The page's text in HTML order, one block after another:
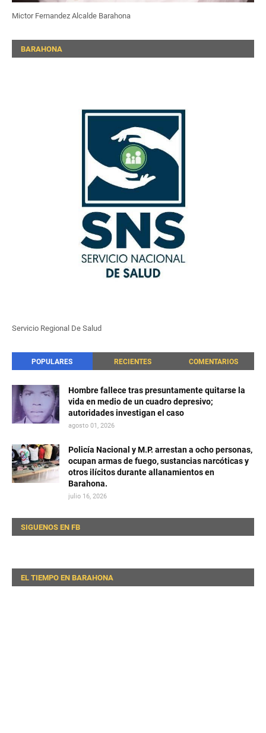
Mictor Fernandez Alcalde Barahona
BARAHONA
Servicio Regional De Salud
POPULARES RECIENTES COMENTARIOS
Hombre fallece tras presuntamente quitarse la
vida en medio de un cuadro depresivo;
autoridades investigan el caso
agosto 01, 2026
Policía Nacional y M.P. arrestan a ocho personas,
ocupan armas de fuego, sustancias narcóticas y
otros ilícitos durante allanamientos en
Barahona.
julio 16, 2026
SIGUENOS EN FB
EL TIEMPO EN BARAHONA